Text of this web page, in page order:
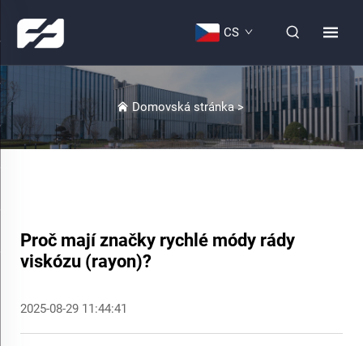
CS
Domovská stránka>
Proč mají značky rychlé módy rády
viskózu (rayon)?
2025-08-29 11:44:41